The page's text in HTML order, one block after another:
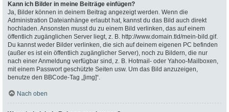
Kann ich Bilder in meine Beiträge einfügen?
Ja, Bilder können in deinem Beitrag angezeigt werden. Wenn die
Administration Dateianhänge erlaubt hat, kannst du das Bild auch direkt
hochladen. Ansonsten musst du zu einem Bild verlinken, das auf einem
öffentlich zugänglichen Server liegt, z. B. http://www.domain.tld/mein-bild.gif.
Du kannst weder Bilder verlinken, die sich auf deinem eigenen PC befinden
(außer es ist ein öffentlich zugänglicher Server), noch zu Bildern, die nur
nach einer Anmeldung verfügbar sind, z. B. Hotmail- oder Yahoo-Mailboxen,
mit einem Passwort geschützte Seiten usw. Um das Bild anzuzeigen,
benutze den BBCode-Tag „[img]“.
Nach oben